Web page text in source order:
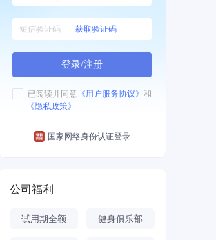
获取验证码
登录/注册
已阅读并同意 《用户服务协议》 和
《隐私政策》
国家网络身份认证登录
公司福利
试用期全额 健身俱乐部